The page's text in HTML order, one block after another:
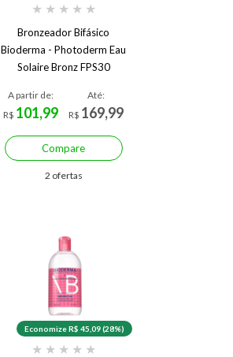
★ ★ ★ ★ ★
Bronzeador Bifásico
Bioderma - Photoderm Eau
Solaire Bronz FPS30
A partir de:
R$ 101,99
Até:
R$ 169,99
Compare
2 ofertas
Economize R$ 45,09 (28%)
★ ★ ★ ★ ★